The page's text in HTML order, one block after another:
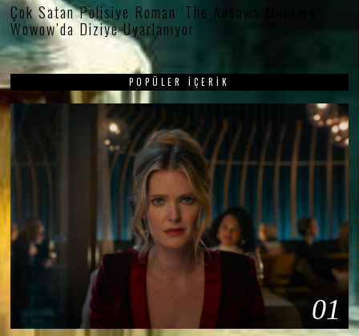
Çok Satan Polisiye Roman ‘The Aosawa Murders’,
Wowow’da Diziye Uyarlanıyor
POPÜLER İÇERIK
01